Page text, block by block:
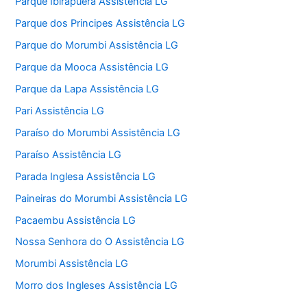
Parque dos Principes Assistência LG
Parque do Morumbi Assistência LG
Parque da Mooca Assistência LG
Parque da Lapa Assistência LG
Pari Assistência LG
Paraíso do Morumbi Assistência LG
Paraíso Assistência LG
Parada Inglesa Assistência LG
Paineiras do Morumbi Assistência LG
Pacaembu Assistência LG
Nossa Senhora do O Assistência LG
Morumbi Assistência LG
Morro dos Ingleses Assistência LG